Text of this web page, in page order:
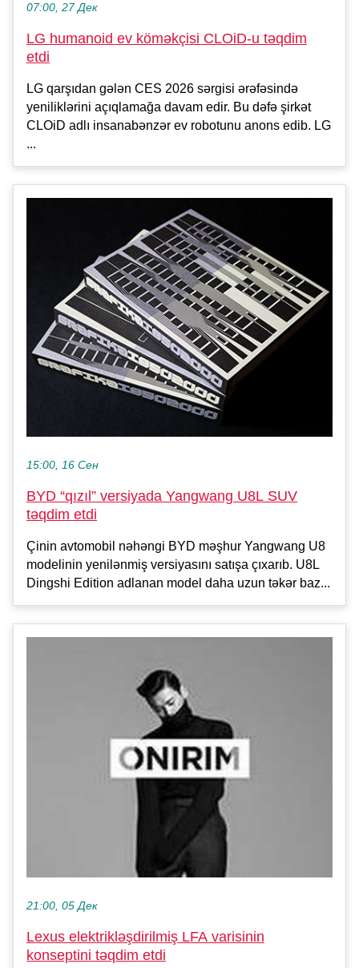
07:00, 27 Дек
LG humanoid ev köməkçisi CLOiD-u təqdim
etdi
LG qarşıdan gələn CES 2026 sərgisi ərəfəsində
yeniliklərini açıqlamağa davam edir. Bu dəfə şirkət
CLOiD adlı insanabənzər ev robotunu anons edib. LG
...
15:00, 16 Сен
BYD “qızıl” versiyada Yangwang U8L SUV
təqdim etdi
Çinin avtomobil nəhəngi BYD məşhur Yangwang U8
modelinin yenilənmiş versiyasını satışa çıxarıb. U8L
Dingshi Edition adlanan model daha uzun təkər baz...
21:00, 05 Дек
Lexus elektrikləşdirilmiş LFA varisinin
konseptini təqdim etdi